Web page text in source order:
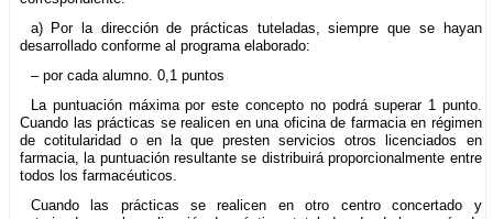
a) Por la dirección de prácticas tuteladas, siempre que se hayan
desarrollado conforme al programa elaborado:
– por cada alumno. 0,1 puntos
La puntuación máxima por este concepto no podrá superar 1 punto.
Cuando las prácticas se realicen en una oficina de farmacia en régimen
de cotitularidad o en la que presten servicios otros licenciados en
farmacia, la puntuación resultante se distribuirá proporcionalmente entre
todos los farmacéuticos.
Cuando las prácticas se realicen en otro centro concertado y